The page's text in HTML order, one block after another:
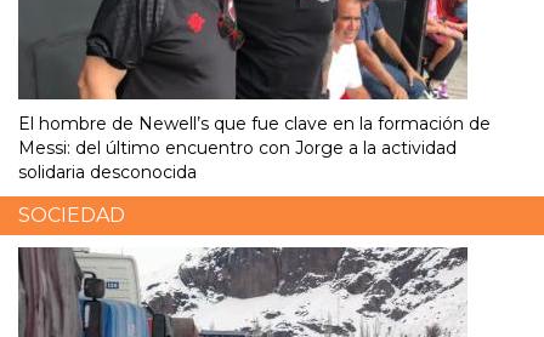
El hombre de Newell’s que fue clave en la formación de
Messi: del último encuentro con Jorge a la actividad
solidaria desconocida
SOCIEDAD